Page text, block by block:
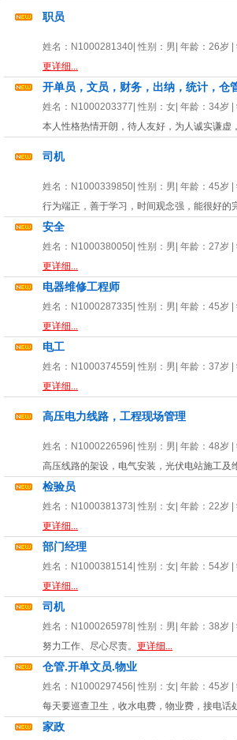
职员
姓名： N1000281340 | 性别： 男 | 年龄： 26岁
更详细...
开单员，文员，财务，出纳，统计，仓
姓名： N1000203377 | 性别： 女 | 年龄： 34岁
本人性格热情开朗，待人友好，为人诚实谦
司机
姓名： N1000339850 | 性别： 男 | 年龄： 45岁
行为端正，善于学习，时间观念强，能很好的
安全
姓名： N1000380050 | 性别： 男 | 年龄： 27岁
更详细...
电器维修工程师
姓名： N1000287335 | 性别： 男 | 年龄： 45岁
更详细...
电工
姓名： N1000374559 | 性别： 男 | 年龄： 37岁
更详细...
高压电力线路，工程现场管理
姓名： N1000226596 | 性别： 男 | 年龄： 48岁
高压线路的架设，电气安装，光伏电站施工及
检验员
姓名： N1000381373 | 性别： 女 | 年龄： 22岁
更详细...
部门经理
姓名： N1000381514 | 性别： 女 | 年龄： 54岁
更详细...
司机
姓名： N1000265978 | 性别： 男 | 年龄： 38岁
努力工作、尽心尽责。 更详细...
仓管.开单文员.物业
姓名： N1000297456 | 性别： 女 | 年龄： 45岁
每天要巡查卫生，收水电费，物业费，接电话
家政